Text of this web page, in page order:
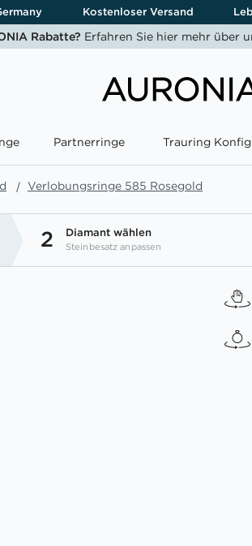
Kostenloser Versand
Rabatte? Erfahren Sie hier mehr über
Partnerringe Trauring
Verlobungsringe 585 Rosegold
2 Diamant wählen
Steinbesatz anpassen